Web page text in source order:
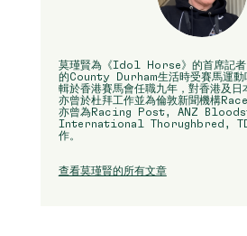
莫瑾賢為《Idol Horse》的首席記者
的County Durham生活時受賽馬運動
輯於香港賽馬會任職九年，對香港及日
亦曾於杜拜工作並為倫敦新聞機構
亦曾為Racing Post, ANZ
International Thorughbred,
作。
查看莫瑾賢的所有文章